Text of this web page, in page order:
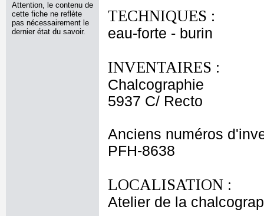
Attention, le contenu de
cette fiche ne reflète
pas nécessairement le
dernier état du savoir.
TECHNIQUES :
eau-forte - burin
INVENTAIRES :
Chalcographie
5937 C/ Recto
Anciens numéros
PFH-8638
LOCALISATION :
Atelier de la